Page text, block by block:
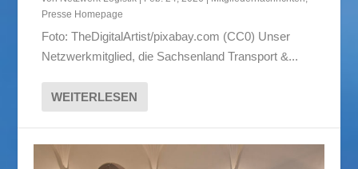
Presse Homepage
Foto: TheDigitalArtist/pixabay.com (CC0) Unser
Netzwerkmitglied, die Sachsenland Transport &...
WEITERLESEN